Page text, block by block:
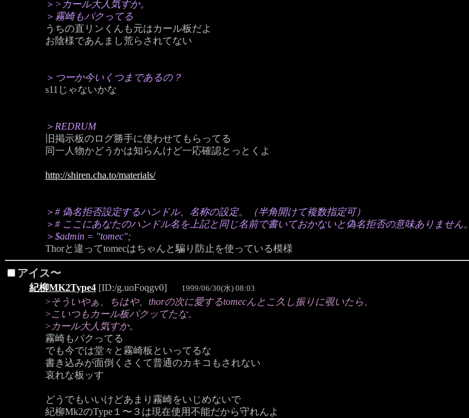
＞ >カール大人気すか。
＞ 霧崎もパクってる
うちの直リンくんも元はカール板だよ
お陰様であんまし荒らされてない
＞ つーか今いくつまであるの？
s11じゃないかな
＞ REDRUM
旧掲示板のログ勝手に使わせてもらってる
同一人物かどうかは知らんけど一応確認とっとくよ
http://shiren.cha.to/materials/
＞# 偽名拒否設定するハンドル、名称の設定。（半角開けて複数指定可）
＞# ここにあなたのハンドル名を上記と同じ名前で書いておかないと偽名拒否の意味ありません。
＞$admin = "tomec";
Thorと違ってtomecはちゃんと騙り防止を使っている模様
アイス〜
紀柳MK2Type4 [ID:/g.uoFoqgv0] 1999/06/30(水) 08:03
>そういやぁ、ちはや、thorの次に愛するtomecんとこ久し振りに覗いたら、
>こいつもカール板パクッてたな。
> カール大人気すか。
霧崎もパクってる
でも今では堂々と霧崎板といってるな
書き込みが面倒くさくて普通のカキコもされない
哀れな板ッす
どうでもいいけどあまり霧崎をいじめないで
紀柳Mk2のType１〜３は現在使用不能だから守れんよ